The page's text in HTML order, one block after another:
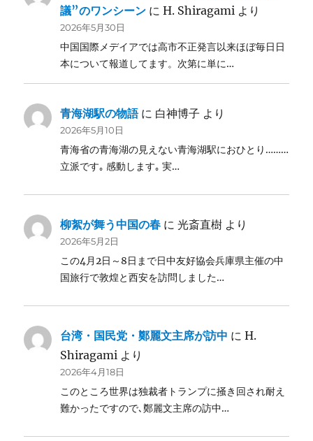
議”のワンシーン にH. Shiragami より
2026年5月30日
中国国際メデイアでは高市不正発言以来ほぼ毎日日
本について報道してます。次第に単に…
青海湖駅の物語に 白神博子 より
2026年5月10日
青海省の青海湖の見えない青海湖駅におひとり………
立派です｡ 感動します｡ 実…
柳絮が舞う中国の春 に光斎直樹 より
2026年5月2日
この4月2日～8日まで日中友好協会兵庫県主催の中
国旅行で敦煌と西安を訪問しました…
台湾・国民党・鄭麗文主席が訪中 にH.
Shiragami より
2026年4月18日
このところ世界は独裁者トランプに掻き回され耐え
難かったですので､鄭麗文主席の訪中…